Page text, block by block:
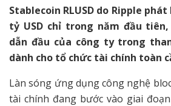
Stablecoin RLUSD do Ripple
tỷ USD chỉ trong năm đầu
dẫn đầu của công ty trong
dành cho tổ chức tài chính toàn
Làn sóng ứng dụng công nghệ
tài chính đang bước vào giai